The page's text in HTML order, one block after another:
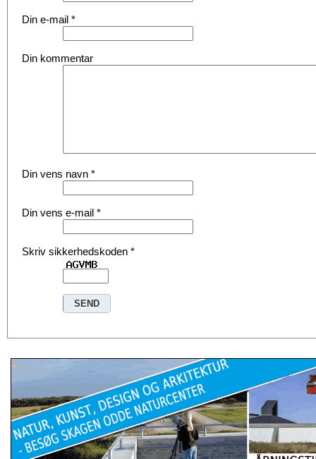
Din e-mail *
Din kommentar
Din vens navn *
Din vens e-mail *
Skriv sikkerhedskoden *